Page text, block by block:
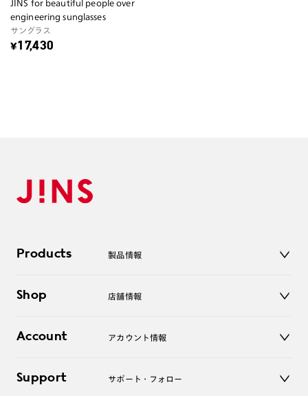
JINS for beautiful people over
engineering sunglasses
サングラス
¥17,430
Products 製品情報
サングラス
コンタクトレンズ
アクセサリー
Shop 店舗情報
オンラインショップ
Account アカウント情報
ログアウト
Support サポート・フォロー